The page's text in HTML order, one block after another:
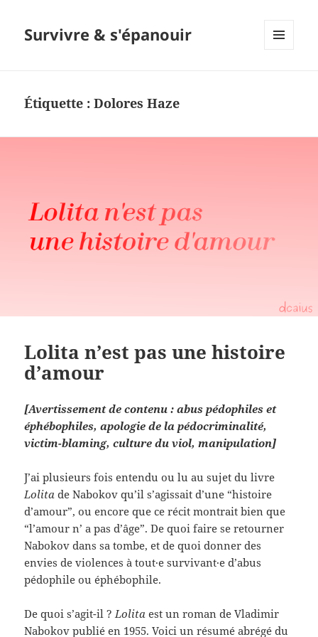
Survivre & s'épanouir
Étiquette : Dolores Haze
Lolita n’est pas une histoire
d’amour
[Avertissement de contenu : abus pédophiles et
éphébophiles, apologie de la pédocriminalité,
victim-blaming, culture du viol, manipulation]
J’ai plusieurs fois entendu ou lu au sujet du livre
Lolita de Nabokov qu’il s’agissait d’une “histoire
d’amour”, ou encore que ce récit montrait bien que
“l’amour n’ a pas d’âge”. De quoi faire se retourner
Nabokov dans sa tombe, et de quoi donner des
envies de violences à tout·e survivant·e d’abus
pédophile ou éphébophile.
De quoi s’agit-il ? Lolitaest un roman de Vladimir
Nabokov publié en 1955. Voici un résumé abrégé du